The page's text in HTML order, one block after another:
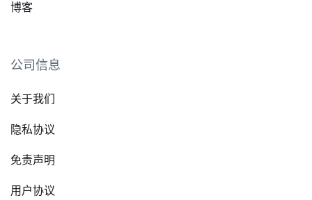
博客
公司信息
关于我们
隐私协议
免责声明
用户协议